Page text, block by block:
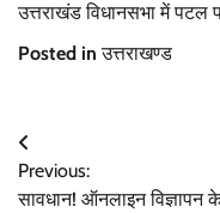
उत्तराखंड विधानसभा में पटल
Posted inउत्तराखण्ड
Post
navigation
Previous:
सावधान! ऑनलाइन विज्ञापन